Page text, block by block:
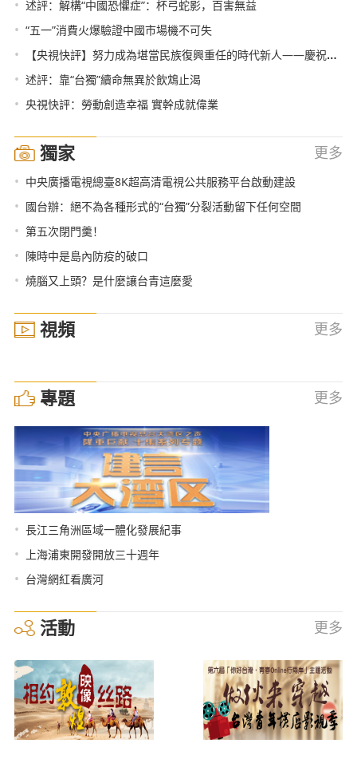
• 述評：解構“中國恐懼症”：杯弓蛇影，百害無益
• “五一”消費火爆驗證中國市場機不可失
• 【央視快評】努力成為堪當民族復興重任的時代新人——慶祝五四青年節
• 述評：靠“台獨”續命無異於飲鴆止渴
• 央視快評：勞動創造幸福 實幹成就偉業
獨家 更多
• 中央廣播電視總臺8K超高清電視公共服務平台啟動建設
• 國台辦：絕不為各種形式的“台獨”分裂活動留下任何空間
• 第五次閉門羹！
• 陳時中是島內防疫的破口
• 燒腦又上頭？是什麼讓台青這麼愛
視頻 更多
專題 更多
• 長江三角洲區域一體化發展紀事
• 上海浦東開發開放三十週年
• 台灣網紅看廣河
活動 更多